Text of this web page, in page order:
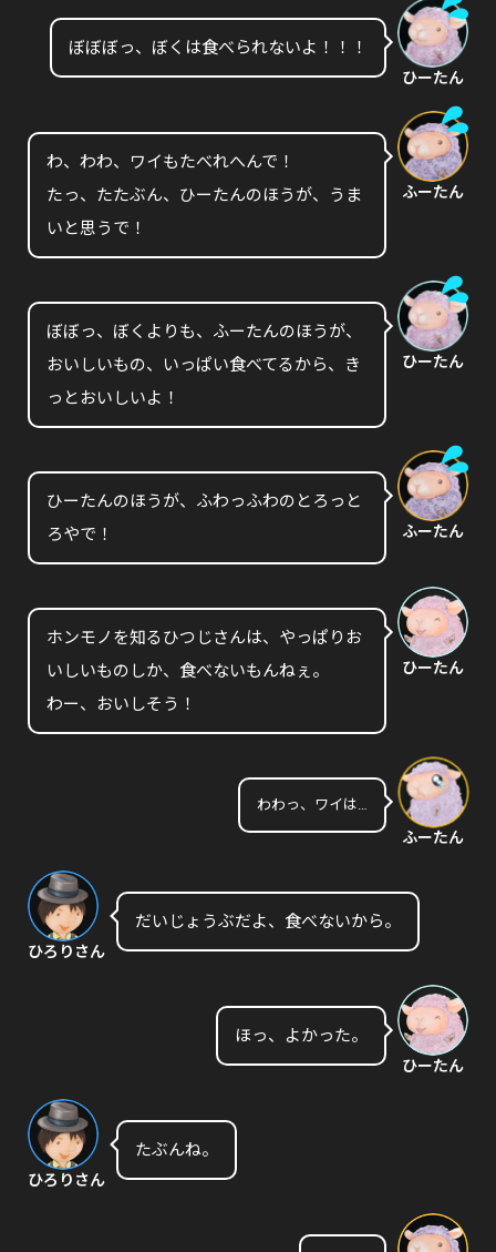
ぼぼぼっ、ぼくは食べられないよ！！！
ひーたん
わ、わわ、ワイもたべれへんで！
たっ、たたぶん、ひーたんのほうが、うま
いと思うで！
ふーたん
ぼぼっ、ぼくよりも、ふーたんのほうが、
おいしいもの、いっぱい食べてるから、き
っとおいしいよ！
ひーたん
ひーたんのほうが、ふわっふわのとろっと
ろやで！
ふーたん
ホンモノを知るひつじさんは、やっぱりお
いしいものしか、食べないもんねぇ。
わー、おいしそう！
ひーたん
わわっ、ワイは…
ふーたん
ひろりさん
だいじょうぶだよ、食べないから。
ほっ、よかった。
ひーたん
ひろりさん
たぶんね。